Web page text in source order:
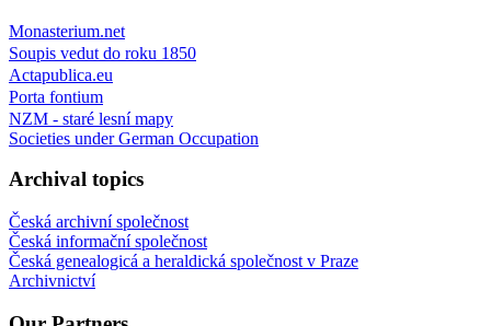
Monasterium.net
Soupis vedut do roku 1850
Actapublica.eu
Porta fontium
NZM - staré lesní mapy
Societies under German Occupation
Archival topics
Česká archivní společnost
Česká informační společnost
Česká genealogicá a heraldická společnost v Praze
Archivnictví